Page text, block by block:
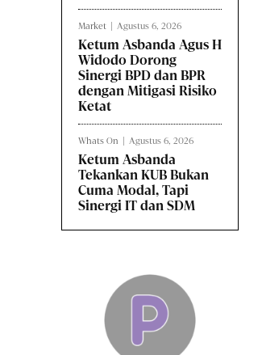
Market Agustus 6, 2026
Ketum Asbanda Agus H
Widodo Dorong
Sinergi BPD dan BPR
dengan Mitigasi Risiko
Ketat
Whats On Agustus 6, 2026
Ketum Asbanda
Tekankan KUB Bukan
Cuma Modal, Tapi
Sinergi IT dan SDM